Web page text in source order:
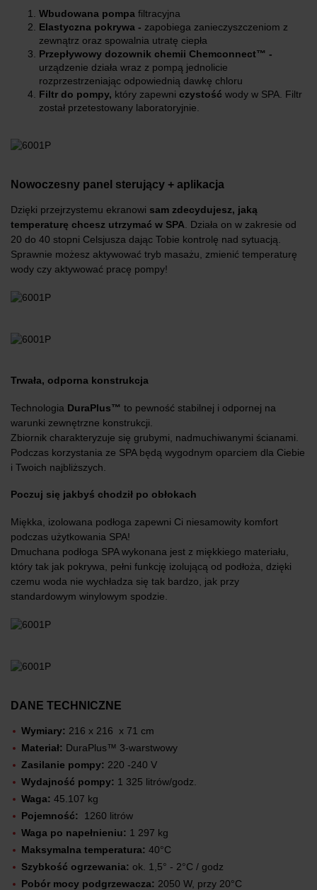
Wbudowana pompa filtracyjna
Elastyczna pokrywa - zapobiega zanieczyszczeniom z
zewnątrz oraz spowalnia utratę ciepła
Przepływowy dozownik chemii Chemconnect™ -
urządzenie działa wraz z pompą jednolicie
rozprzestrzeniając odpowiednią dawkę chloru
Filtr do pompy, który zapewni czystość wody w SPA. Filtr
został przetestowany laboratoryjnie.
Nowoczesny panel sterujący + aplikacja
Dzięki przejrzystemu ekranowi sam zdecydujesz, jaką
temperaturę chcesz utrzymać w SPA. Działa on w zakresie od
20 do 40 stopni Celsjusza dając Tobie kontrolę nad sytuacją.
Sprawnie możesz aktywować tryb masażu, zmienić temperaturę
wody czy aktywować pracę pompy!
Trwała, odporna konstrukcja
Technologia DuraPlus™ to pewność stabilnej i odpornej na
warunki zewnętrzne konstrukcji.
Zbiornik charakteryzuje się grubymi, nadmuchiwanymi ścianami.
Podczas korzystania ze SPA będą wygodnym oparciem dla Ciebie
i Twoich najbliższych.
Poczuj się jakbyś chodził po obłokach
Miękka, izolowana podłoga zapewni Ci niesamowity komfort
podczas użytkowania SPA!
Dmuchana podłoga SPA wykonana jest z miękkiego materiału,
który tak jak pokrywa, pełni funkcję izolującą od podłoża, dzięki
czemu woda nie wychładza się tak bardzo, jak przy
standardowym winylowym spodzie.
DANE TECHNICZNE
Wymiary: 216 x 216 x 71 cm
Materiał: DuraPlus™ 3-warstwowy
Zasilanie pompy: 220 -240 V
Wydajność pompy: 1 325 litrów/godz.
Waga: 45.107 kg
Pojemność:
1260 litrów
Waga po napełnieniu: 1 297 kg
Maksymalna temperatura: 40°C
Szybkość ogrzewania: ok. 1,5° - 2°C / godz
Pobór mocy podgrzewacza: 2050 W, przy 20°C